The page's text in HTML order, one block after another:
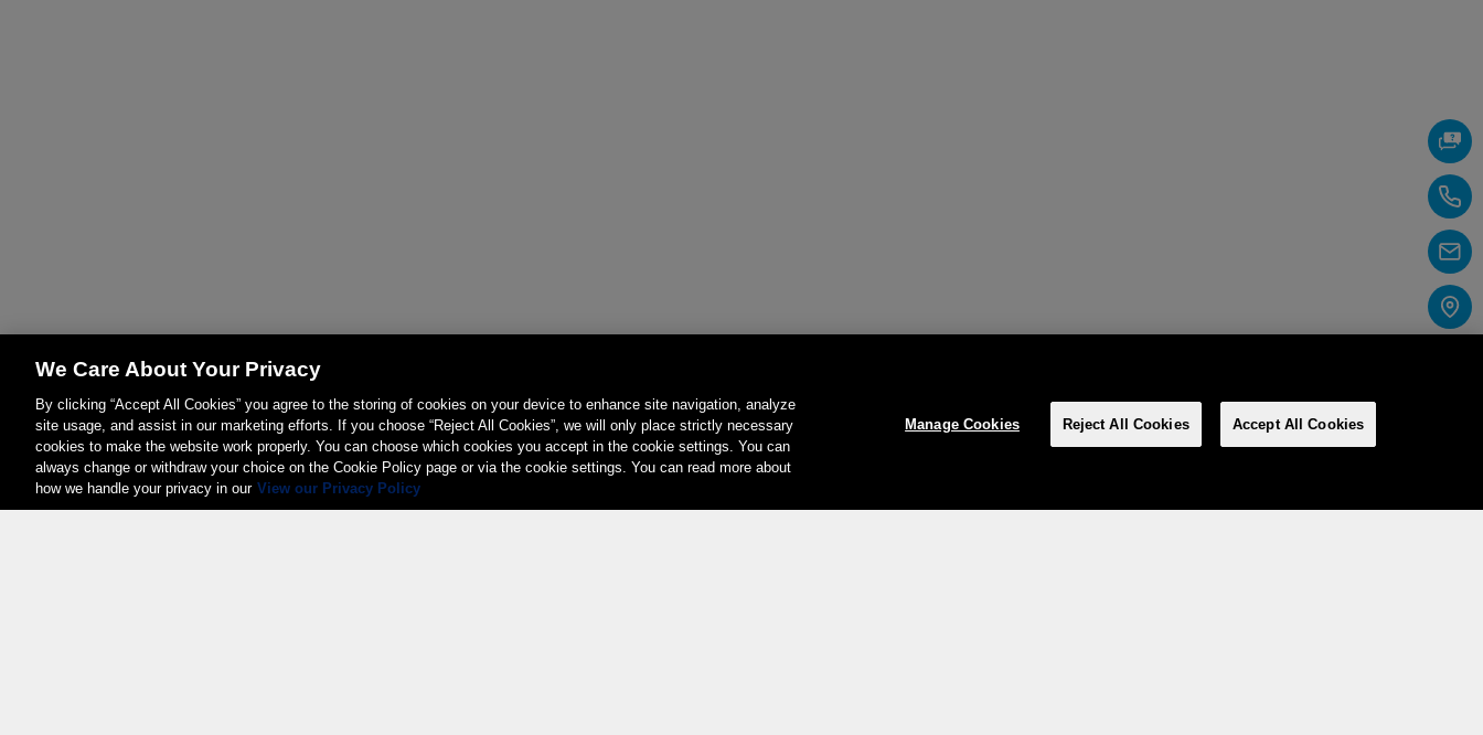
We Care About Your Privacy
By clicking “Accept All Cookies” you agree to the storing of cookies on your device to enhance site navigation, analyze
site usage, and assist in our marketing efforts. If you choose “Reject All Cookies”, we will only place strictly necessary
cookies to make the website work properly. You can choose which cookies you accept in the cookie settings. You can
always change or withdraw your choice on the Cookie Policy page or via the cookie settings. You can read more about
how we handle your privacy in our View our Privacy Policy
Manage Cookies Reject All Cookies Accept All Cookies